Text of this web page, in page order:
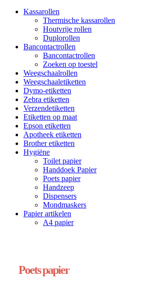
Kassarollen
Thermische kassarollen
Houtvrije rollen
Duplorollen
Bancontactrollen
Bancontactrollen
Zoeken op toestel
Weegschaalrollen
Weegschaaletiketten
Dymo-etiketten
Zebra etiketten
Verzendetiketten
Etiketten op maat
Epson etiketten
Apotheek etiketten
Brother etiketten
Hygiëne
Toilet papier
Handdoek Papier
Poets papier
Handzeep
Dispensers
Mondmaskers
Papier artikelen
A4 papier
Poets papier